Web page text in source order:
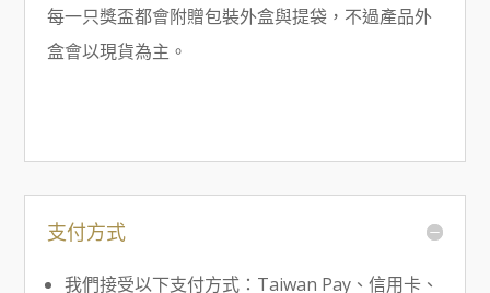
每一只獎盃都會附贈包裝外盒與提袋，不過產品外
盒會以現貨為主。
支付方式
我們接受以下支付方式：Taiwan Pay、信用卡、